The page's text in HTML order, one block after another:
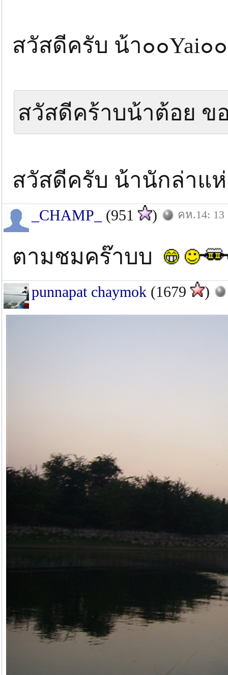
สวัสดีครับ น้า๐๐Yai๐๐
สวัสดีคร้าบน้าต้อย ข
สวัสดีครับ น้านักล่าแ
_CHAMP_ (951 ) คห.14: 13
ตามชมคร๊าบบ
punnapat chaymok (1679 )